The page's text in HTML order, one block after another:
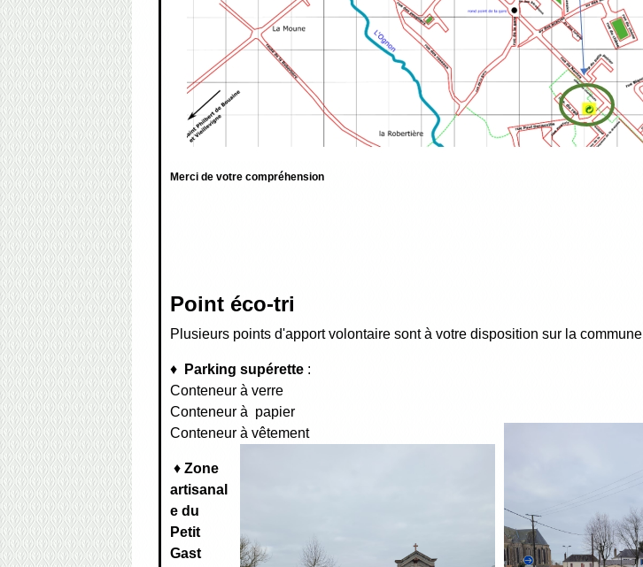
Merci de votre compréhension
Point éco-tri
Plusieurs points d'apport volontaire sont à votre disposition sur la commune
♦ Parking supérette :
Conteneur à verre
Conteneur à papier
Conteneur à vêtement
♦Zone
artisanal
e du
Petit
Gast